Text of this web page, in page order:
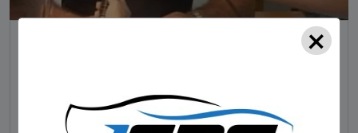
Foragido pela morte de delegado aposentado
em bar morre em confronto com a polícia em SC
×